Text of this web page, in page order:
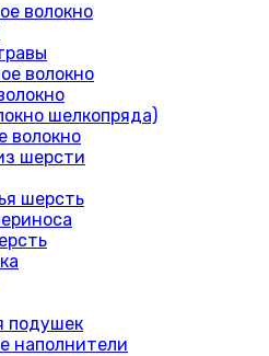
волокно
волокно
шелкопряда)
волокно
шерсти
шерсть
подушек
наполнители